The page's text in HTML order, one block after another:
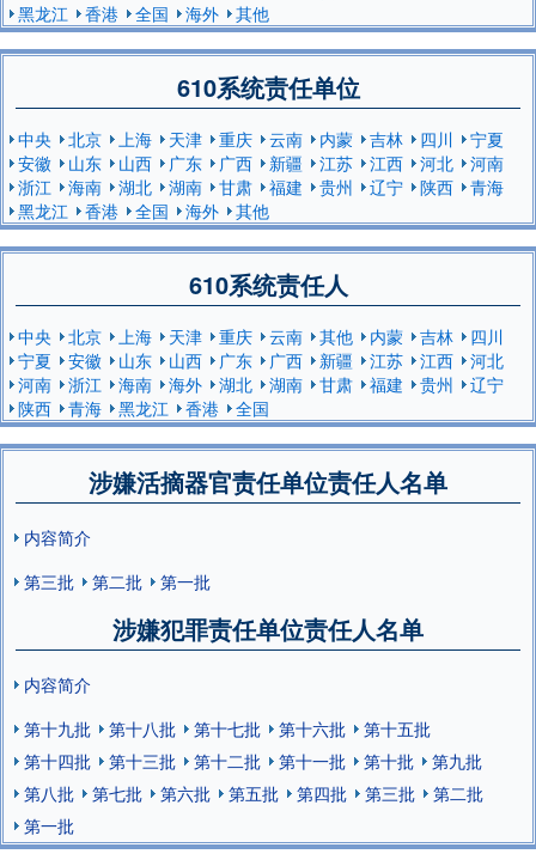
黑龙江
香港 全国 海外 其他
610系统责任单位
中央 北京 上海 天津 重庆 云南 内蒙 吉林 四川
宁夏
安徽
山东 山西 广东 广西 新疆 江苏 江西 河北
河南
浙江
海南 湖北 湖南 甘肃 福建 贵州 辽宁 陕西
青海
黑龙江
香港 全国 海外 其他
610系统责任人
中央 北京 上海 天津 重庆 云南 其他 内蒙 吉林
四川
宁夏
安徽 山东 山西 广东 广西 新疆 江苏 江西
河北
河南
浙江 海南 海外 湖北 湖南 甘肃 福建 贵州
辽宁
陕西
青海 黑龙江 香港 全国
涉嫌活摘器官责任单位责任人名单
内容简介
第三批
第二批 第一批
涉嫌犯罪责任单位责任人名单
内容简介
第十九批
第十八批 第十七批 第十六批
第十五批
第十四批
第十三批 第十二批 第十一批 第十批
第九批
第八批
第七批 第六批 第五批 第四批 第三批
第二批
第一批